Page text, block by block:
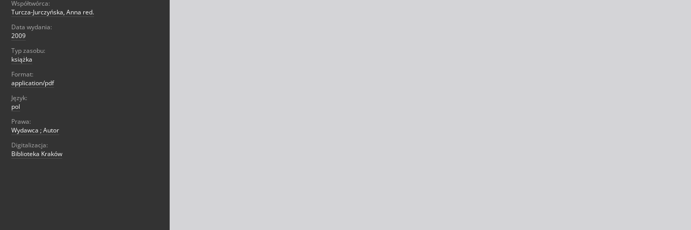
Współtwórca:
Turcza-Jurczyńska, Anna red.
Data wydania:
2009
Typ zasobu:
książka
Format:
application/pdf
Język:
pol
Prawa:
Wydawca ; Autor
Digitalizacja:
Biblioteka Kraków